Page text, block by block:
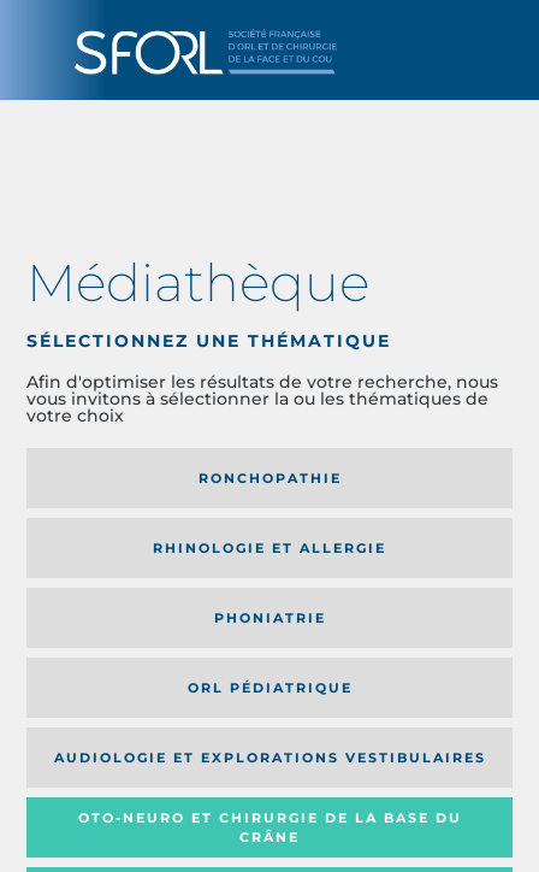
Médiathèque
SÉLECTIONNEZ UNE THÉMATIQUE
Afin d'optimiser les résultats de votre recherche, nous
vous invitons à sélectionner la ou les thématiques de
votre choix
RONCHOPATHIE
RHINOLOGIE ET ALLERGIE
PHONIATRIE
ORL PÉDIATRIQUE
AUDIOLOGIE ET EXPLORATIONS VESTIBULAIRES
OTO-NEURO ET CHIRURGIE DE LA BASE DU
CRÂNE